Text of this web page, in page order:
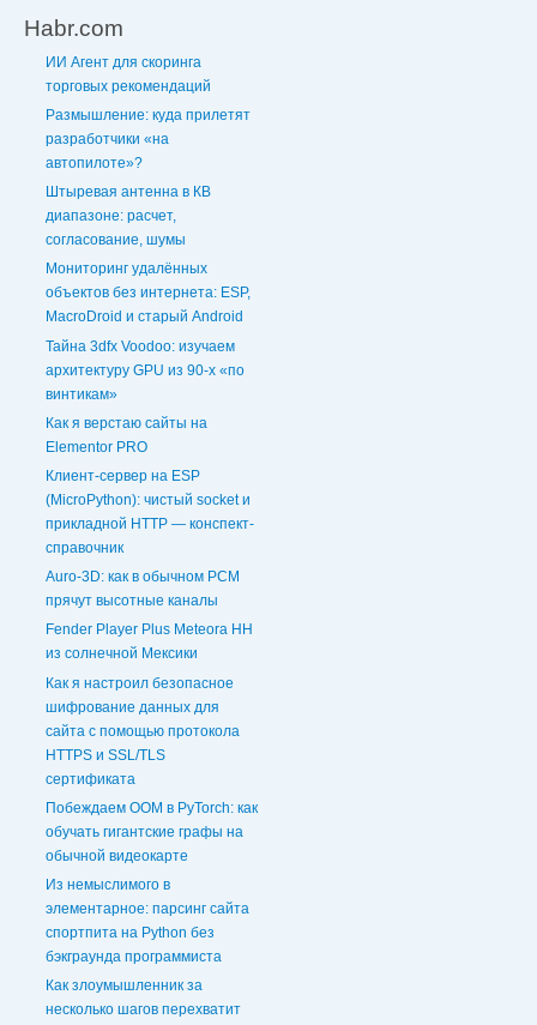
Habr.com
ИИ Агент для скоринга
торговых рекомендаций
Размышление: куда прилетят
разработчики «на
автопилоте»?
Штыревая антенна в КВ
диапазоне: расчет,
согласование, шумы
Мониторинг удалённых
объектов без интернета: ESP,
MacroDroid и старый Android
Тайна 3dfx Voodoo: изучаем
архитектуру GPU из 90-х «по
винтикам»
Как я верстаю сайты на
Elementor PRO
Клиент-сервер на ESP
(MicroPython): чистый socket и
прикладной HTTP — конспект-
справочник
Auro-3D: как в обычном PCM
прячут высотные каналы
Fender Player Plus Meteora HH
из солнечной Мексики
Как я настроил безопасное
шифрование данных для
сайта с помощью протокола
HTTPS и SSL/TLS
сертификата
Побеждаем OOM в PyTorch: как
обучать гигантские графы на
обычной видеокарте
Из немыслимого в
элементарное: парсинг сайта
спортпита на Python без
бэкграунда программиста
Как злоумышленник за
несколько шагов перехватит